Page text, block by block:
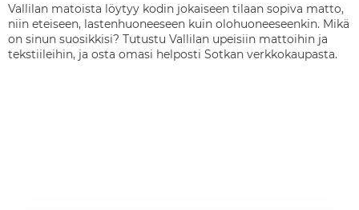
Vallilan matoista löytyy kodin jokaiseen tilaan sopiva matto,
niin eteiseen, lastenhuoneeseen kuin olohuoneeseenkin. Mikä
on sinun suosikkisi? Tutustu Vallilan upeisiin mattoihin ja
tekstiileihin, ja osta omasi helposti Sotkan verkkokaupasta.